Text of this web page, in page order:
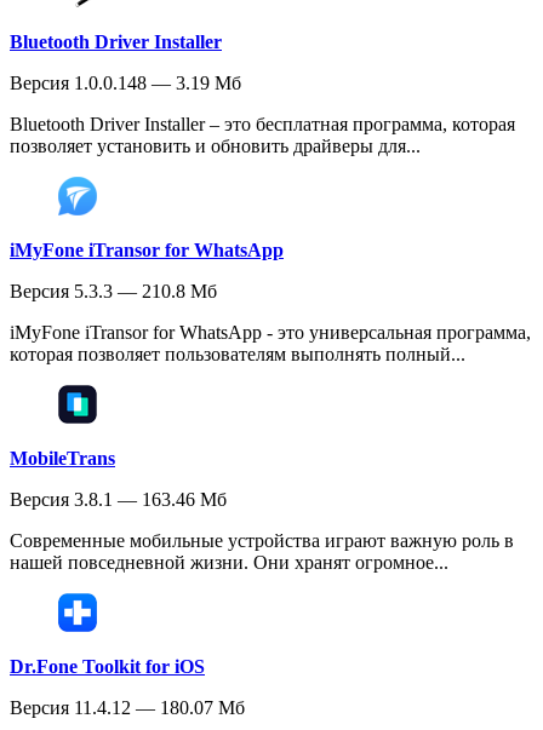
Bluetooth Driver Installer
Версия 1.0.0.148 — 3.19 Мб
Bluetooth Driver Installer – это бесплатная программа, которая
позволяет установить и обновить драйверы для...
iMyFone iTransor for WhatsApp
Версия 5.3.3 — 210.8 Мб
iMyFone iTransor for WhatsApp - это универсальная программа,
которая позволяет пользователям выполнять полный...
MobileTrans
Версия 3.8.1 — 163.46 Мб
Современные мобильные устройства играют важную роль в
нашей повседневной жизни. Они хранят огромное...
Dr.Fone Toolkit for iOS
Версия 11.4.12 — 180.07 Мб